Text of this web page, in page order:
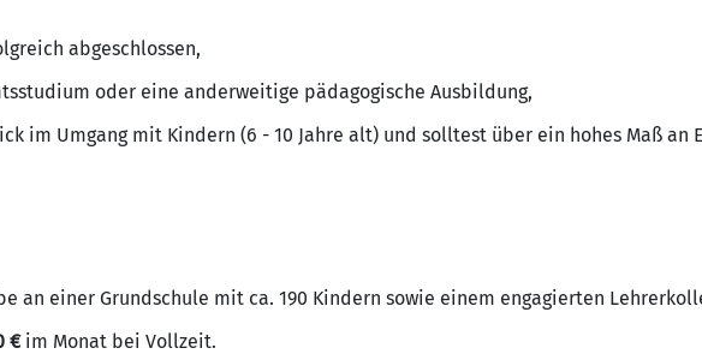
abgeschlossen,
oder eine anderweitige pädagogische Ausbildung,
im Umgang mit Kindern (6 - 10 Jahre alt) und solltest über ein hohes Maß an
an einer Grundschule mit ca. 190 Kindern sowie einem engagierten
€im Monat bei Vollzeit.